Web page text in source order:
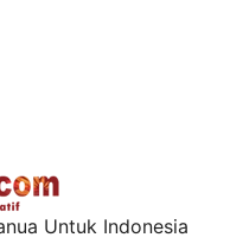
Untuk Indonesia